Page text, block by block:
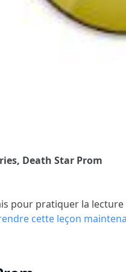
Death Star Prom
pour pratiquer la lecture
cette leçon